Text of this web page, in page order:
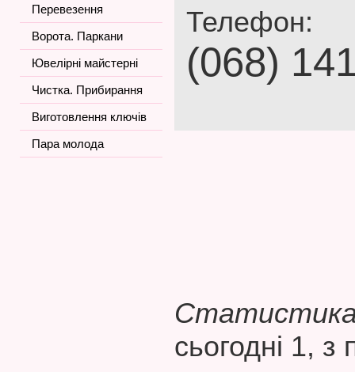
Перевезення
Ворота. Паркани
Ювелірні майстерні
Чистка. Прибирання
Виготовлення ключів
Пара молода
Телефон:
(068)
Статистика
сьогодні 1, з